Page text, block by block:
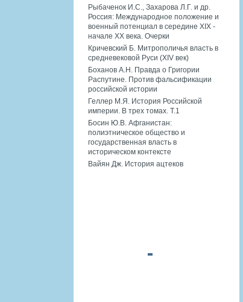
Рыбаченок И.С., Захарова Л.Г. и др.
Россия: Международное положение и
военный потенциал в середине XIX -
начале XX века. Очерки
Кричевский Б. Митрополичья власть в
средневековой Руси (XIV век)
Боханов А.Н. Правда о Григории
Распутине. Против фальсификации
российской истории
Геллер М.Я. История Российской
империи. В трех томах. Т.1
Босин Ю.В. Афганистан:
полиэтническое общество и
государственная власть в
историческом контексте
Вайян Дж. История ацтеков